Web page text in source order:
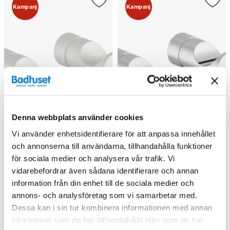
Denna webbplats använder cookies
Vi använder enhetsidentifierare för att anpassa innehållet
och annonserna till användarna, tillhandahålla funktioner
för sociala medier och analysera vår trafik. Vi
vidarebefordrar även sådana identifierare och annan
information från din enhet till de sociala medier och
annons- och analysföretag som vi samarbetar med.
Dessa kan i sin tur kombinera informationen med annan
information som du har tillhandahållit eller som de har
Kampanj
Damixa Handdukskrok 2-
pack (Matt vit)
243 kr/st360 kr/st
Kampanj
Damixa Handdukskrok 2-
pack (Krom)
195 kr/st290 kr /st